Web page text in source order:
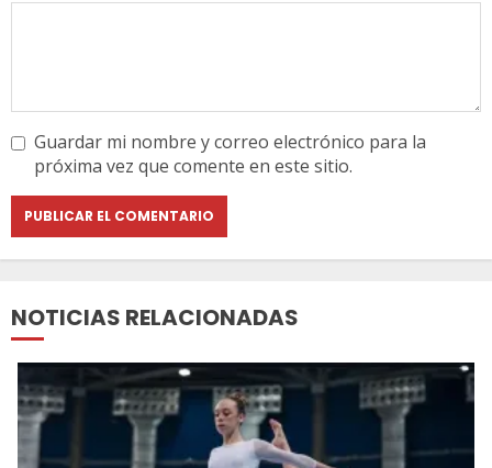
Guardar mi nombre y correo electrónico para la
próxima vez que comente en este sitio.
NOTICIAS RELACIONADAS